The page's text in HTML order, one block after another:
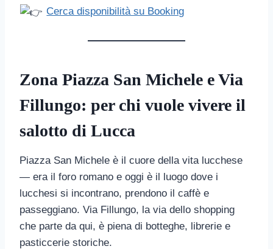
Cerca disponibilità su Booking
Zona Piazza San Michele e Via
Fillungo: per chi vuole vivere il
salotto di Lucca
Piazza San Michele è il cuore della vita lucchese
— era il foro romano e oggi è il luogo dove i
lucchesi si incontrano, prendono il caffè e
passeggiano. Via Fillungo, la via dello shopping
che parte da qui, è piena di botteghe, librerie e
pasticcerie storiche.